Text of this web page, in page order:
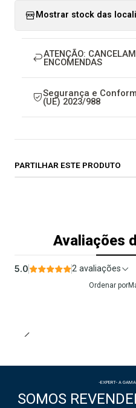
Mostrar stock das
ATENÇÃO:
ENCOMENDAS
Segurança e
(UE) 2023/988
PARTILHAR ESTE PRODUTO
Avaliações
5.0 2 avaliações
Ordenar por
-EXPERT- A
SOMOS